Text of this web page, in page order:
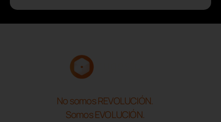
No somos REVOLUCIÓN.
Somos EVOLUCIÓN.